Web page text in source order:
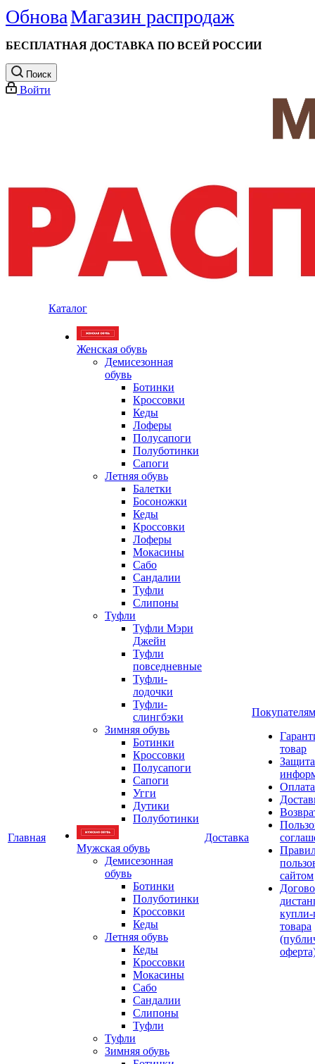
ОбноваМагазин распродаж
БЕСПЛАТНАЯ ДОСТАВКА ПО ВСЕЙ РОССИИ
Поиск
Войти
Главная
Каталог
Женская обувь
Демисезонная
обувь
Ботинки
Кроссовки
Кеды
Лоферы
Полусапоги
Полуботинки
Сапоги
Летняя обувь
Балетки
Босоножки
Кеды
Кроссовки
Лоферы
Мокасины
Сабо
Сандалии
Туфли
Слипоны
Туфли
Туфли Мэри
Джейн
Туфли
повседневные
Туфли-
лодочки
Туфли-
слингбэки
Зимняя обувь
Ботинки
Кроссовки
Полусапоги
Сапоги
Угги
Дутики
Полуботинки
Мужская обувь
Демисезонная
обувь
Ботинки
Полуботинки
Кроссовки
Кеды
Летняя обувь
Кеды
Кроссовки
Мокасины
Сабо
Сандалии
Слипоны
Туфли
Туфли
Зимняя обувь
Доставка
Покупателям
товар
Защита
Оплата
сайтом
товара